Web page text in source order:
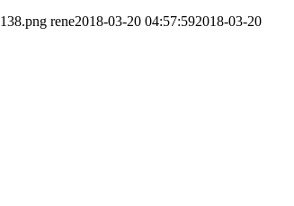
rene2018-03-20 04:57:592018-03-20